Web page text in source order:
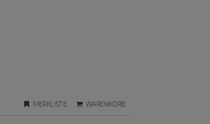
MERKLISTE WARENKORB